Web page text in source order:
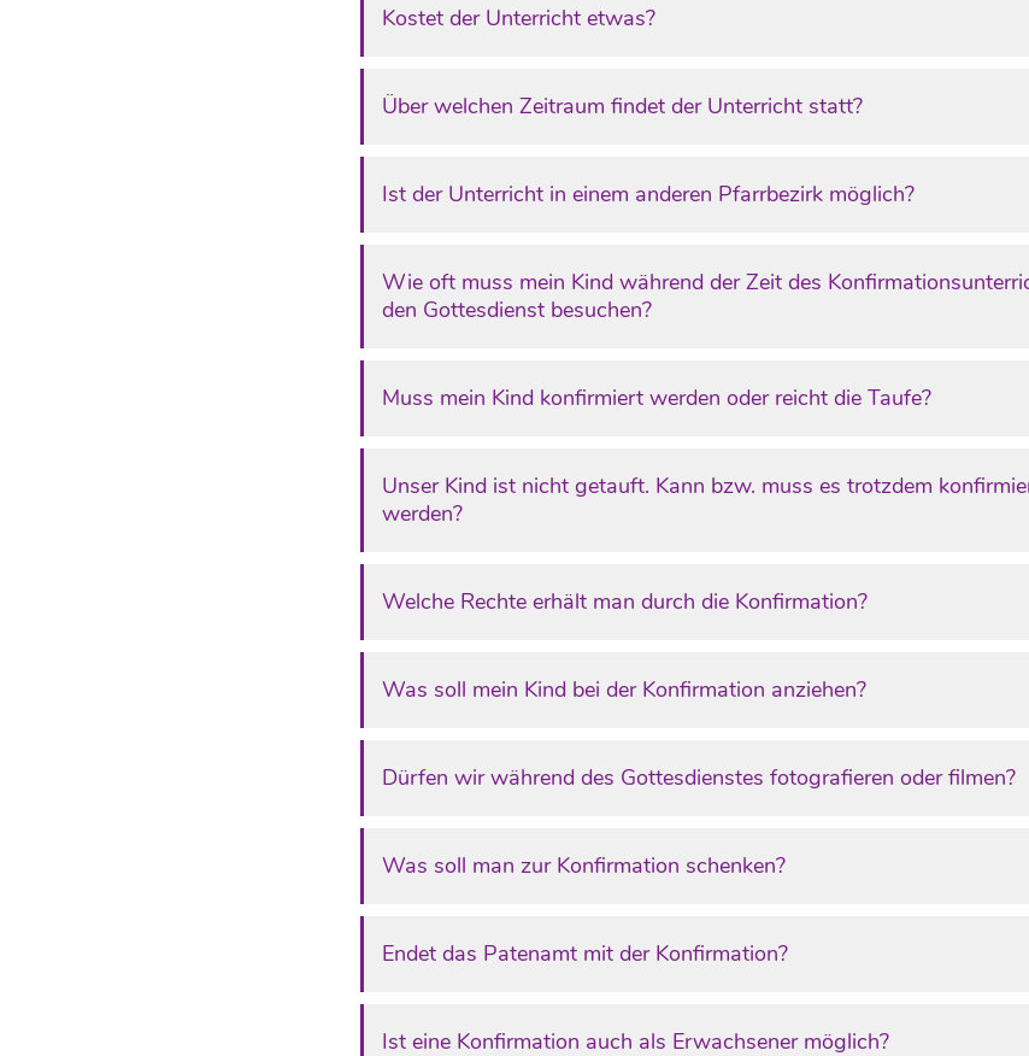
Kostet der Unterricht etwas?
Über welchen Zeitraum findet der Unterricht statt?
Ist der Unterricht in einem anderen Pfarrbezirk möglich?
Wie oft muss mein Kind während der Zeit des
den Gottesdienst besuchen?
Muss mein Kind konfirmiert werden oder reicht die Taufe?
Unser Kind ist nicht getauft. Kann bzw. muss es trotzdem
werden?
Welche Rechte erhält man durch die Konfirmation?
Was soll mein Kind bei der Konfirmation anziehen?
Dürfen wir während des Gottesdienstes fotografieren oder filmen?
Was soll man zur Konfirmation schenken?
Endet das Patenamt mit der Konfirmation?
Ist eine Konfirmation auch als Erwachsener möglich?